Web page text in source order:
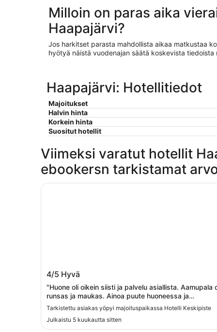
Milloin on paras aika
Haapajärvi?
Jos harkitset parasta mahdollista aikaa matkustaa
hyötyä näistä vuodenajan säätä koskevista tiedoista
Haapajärvi: Hotellitiedot
Majoitukset
Halvin hinta
Korkein hinta
Suositut hotellit
Viimeksi varatut hotellit
ebookersn tarkistamat
Hotelli Keskipiste
4/5 Hyvä
"Huone oli oikein siisti ja palvelu asiallista. Aamupala
runsas ja maukas. Ainoa puute huoneessa ja
kylppärissä oli ettei seinissa ollut ainuttakaan
ripustuskoukkua vaatteille tai pyyhkeille."
Tarkistettu asiakas yöpyi majoituspaikassa Hotelli Keskipiste
Julkaistu 5 kuukautta sitten
Hotelli Keskipiste